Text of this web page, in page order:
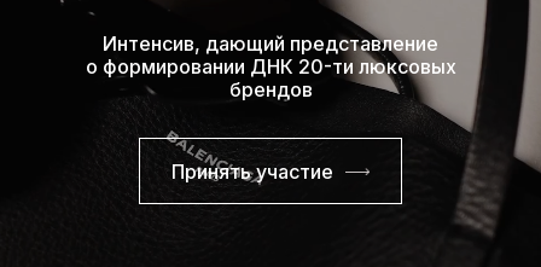
Интенсив, дающий представление
о формировании ДНК 20-ти люксовых
брендов
Принять участие